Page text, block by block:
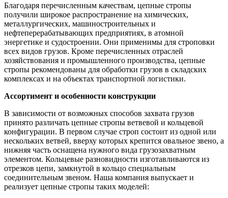
Благодаря перечисленным качествам, цепные стропы
получили широкое распространение на химических,
металлургических, машиностроительных и
нефтеперерабатывающих предприятиях, в атомной
энергетике и судостроении. Они применимы для строповки
всех видов грузов. Кроме перечисленных отраслей
хозяйствования и промышленного производства, цепные
стропы рекомендованы для обработки грузов в складских
комплексах и на объектах транспортной логистики.
Ассортимент и особенности конструкции
В зависимости от возможных способов захвата грузов
принято различать цепные стропы ветвевой и кольцевой
конфигурации. В первом случае строп состоит из одной или
нескольких ветвей, вверху которых крепится овальное звено, а
нижняя часть оснащена нужного вида грузозахватным
элементом. Кольцевые разновидности изготавливаются из
отрезков цепи, замкнутой в кольцо специальным
соединительным звеном. Наша компания выпускает и
реализует цепные стропы таких моделей: